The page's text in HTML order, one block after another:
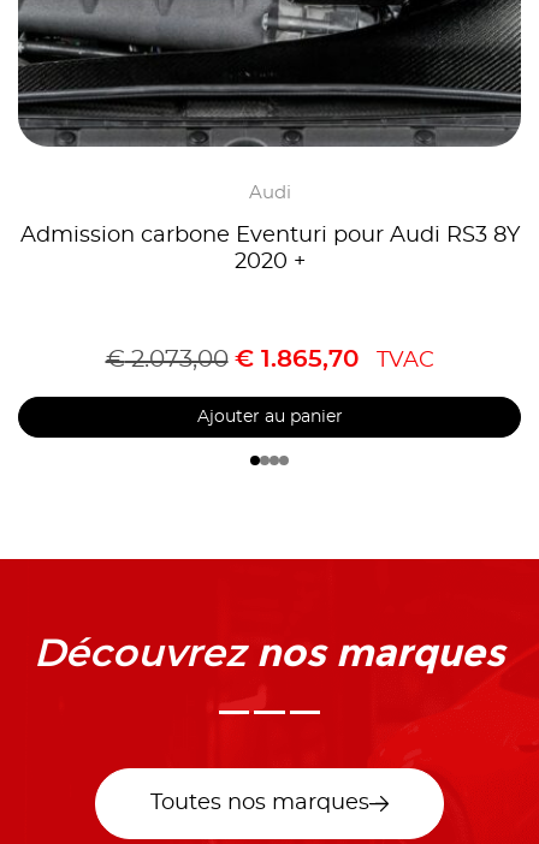
Audi
Admission carbone Eventuri pour Audi RS3 8Y
2020 +
€2.073,00 €1.865,70 TVAC
Ajouter au panier
Découvrez nos marques
Toutes nos marques